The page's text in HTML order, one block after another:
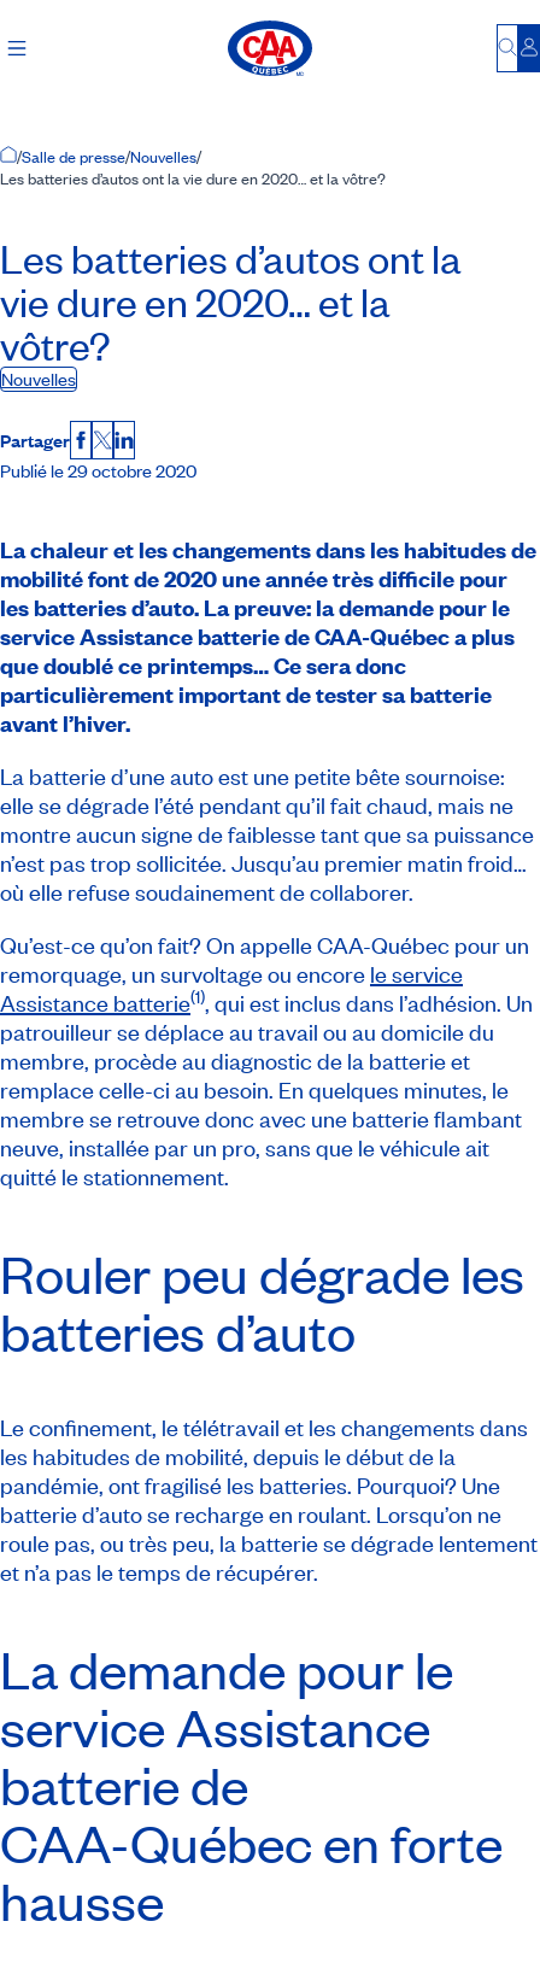
Accueil
/Salle de presse/Nouvelles/
Les batteries d’autos ont la vie dure en 2020… et la vôtre?
Les batteries d’autos ont la
vie dure en 2020… et la
vôtre?
Nouvelles
Partager Facebook
X LinkedIn
Publié le 29 octobre 2020
La chaleur et les changements dans les habitudes de
mobilité font de 2020 une année très difficile pour
les batteries d’auto. La preuve: la demande pour le
service Assistance batterie de CAA-Québec a plus
que doublé ce printemps… Ce sera donc
particulièrement important de tester sa batterie
avant l’hiver.
La batterie d’une auto est une petite bête sournoise:
elle se dégrade l’été pendant qu’il fait chaud, mais ne
montre aucun signe de faiblesse tant que sa puissance
n’est pas trop sollicitée. Jusqu’au premier matin froid…
où elle refuse soudainement de collaborer.
Qu’est-ce qu’on fait? On appelle CAA-Québec pour un
remorquage, un survoltage ou encore le service
Assistance batterie(1), qui est inclus dans l’adhésion. Un
patrouilleur se déplace au travail ou au domicile du
membre, procède au diagnostic de la batterie et
remplace celle-ci au besoin. En quelques minutes, le
membre se retrouve donc avec une batterie flambant
neuve, installée par un pro, sans que le véhicule ait
quitté le stationnement.
Rouler peu dégrade les
batteries d’auto
Le confinement, le télétravail et les changements dans
les habitudes de mobilité, depuis le début de la
pandémie, ont fragilisé les batteries. Pourquoi? Une
batterie d’auto se recharge en roulant. Lorsqu’on ne
roule pas, ou très peu, la batterie se dégrade lentement
et n’a pas le temps de récupérer.
La demande pour le
service Assistance
batterie de
CAA-Québecen forte
hausse